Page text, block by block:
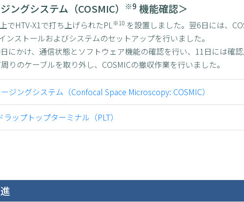
ングシステム（COSMIC） ※9 機能確認＞
でHTV-X1で打ち上げられたPL※10 を設置しました。翌6日には、
ンストールおよびシステムのセットアップを行いました。
にかけ、通信状態とソフトウェア機能の確認を行い、11日には確認
りのケーブルを取り外し、COSMICの撤収作業を行いました。
ジングシステム（Confocal Space Microscopy: COSMIC）
ップトップターミナル（PLT）